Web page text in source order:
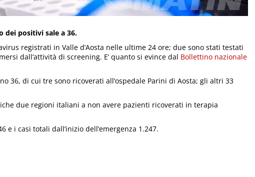
dei positivi sale a 36.
registrati in Valle d’Aosta nelle ultime 24 ore; due sono stati testati
dall’attività di screening. E’ quanto si evince dal Bollettino nazionale
36, di cui tre sono ricoverati all’ospedale Parini di Aosta; gli altri 33
due regioni italiani a non avere pazienti ricoverati in terapia
e i casi totali dall’inizio dell’emergenza 1.247.